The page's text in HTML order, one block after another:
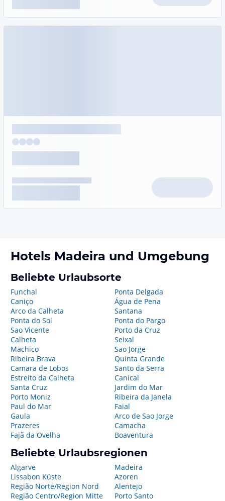
Hotels Madeira und Umgebung
Beliebte Urlaubsorte
Funchal
Caniço
Arco da Calheta
Ponta do Sol
Sao Vicente
Calheta
Machico
Ribeira Brava
Camara de Lobos
Estreito da Calheta
Santa Cruz
Porto Moniz
Paul do Mar
Gaula
Prazeres
Fajã da Ovelha
Ponta Delgada
Água de Pena
Santana
Ponta do Pargo
Porto da Cruz
Seixal
Sao Jorge
Quinta Grande
Santo da Serra
Canical
Jardim do Mar
Ribeira da Janela
Faial
Arco de Sao Jorge
Camacha
Boaventura
Beliebte Urlaubsregionen
Algarve
Lissabon Küste
Região Norte/Region Nord
Região Centro/Region Mitte
Madeira
Azoren
Alentejo
Porto Santo